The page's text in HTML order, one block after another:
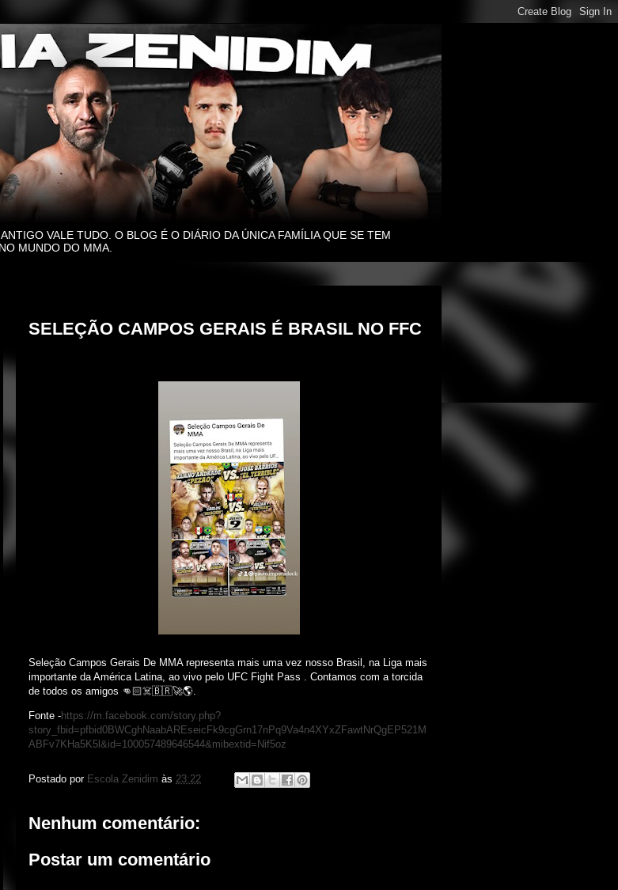
VALE TUDO. O BLOG É O DIÁRIO DA ÚNICA FAMÍLIA QUE SE TEM
MUNDO DO MMA.
SELEÇÃO CAMPOS GERAIS É BRASIL NO FFC
Seleção Campos Gerais De MMA representa mais uma vez nosso Brasil, na Liga mais
importante da América Latina, ao vivo pelo UFC Fight Pass . Contamos com a torcida
de todos os amigos 👊🏻☠️🇧🇷🚀🌎.
Fonte -https://m.facebook.com/story.php?
story_fbid=pfbid0BWCghNaabAREseicFk9cgGrn17nPq9Va4n4XYxZFawtNrQgEP521M
ABFv7KHa5K5l&id=100057489646544&mibextid=Nif5oz
Postado por Escola Zenidim às 23:22
Nenhum comentário:
Postar um comentário